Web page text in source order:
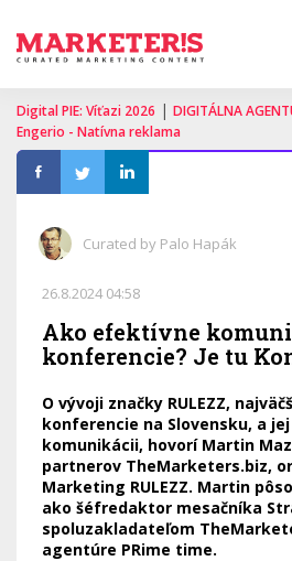
Digital PIE: Víťazi 2026 | DIGITÁLNA
Engerio - Natívna reklama
Curated by Palo Hapák
26.8.2024 04:58
Ako efektívne
konferencie? Je tu
O vývoji značky RULEZZ,
konferencie na Slovensku, a
komunikácii, hovorí Martin
partnerov TheMarketers.biz,
Marketing RULEZZ. Martin
ako šéfredaktor mesačníka
spoluzakladateľom
agentúre PRime time.